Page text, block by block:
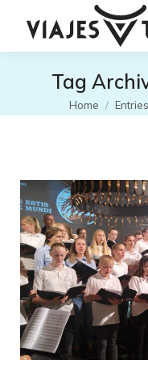
Tag
You are here:
Home